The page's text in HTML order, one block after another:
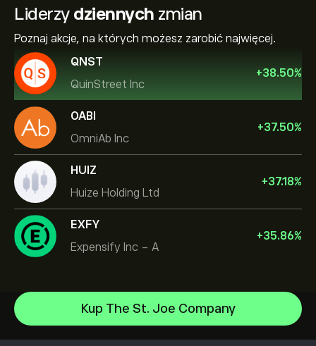
Liderzy dziennych zmian
Poznaj akcje, na których możesz zarobić najwięcej.
QNST
QuinStreet Inc
+38.50%
OABI
OmniAb Inc
+37.50%
HUIZ
Huize Holding Ltd
+37.18%
EXFY
Expensify Inc - A
+35.86%
Kup The St. Joe Company
Micron Technology, Inc.
Vistra Corp